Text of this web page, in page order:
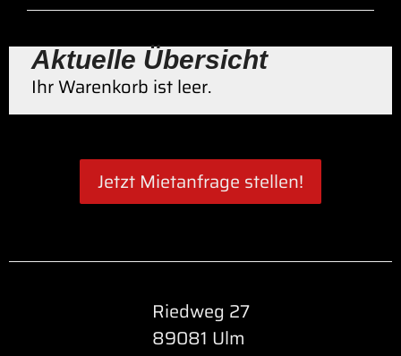
Aktuelle Übersicht
Ihr Warenkorb ist leer.
Jetzt Mietanfrage stellen!
Riedweg 27
89081 Ulm